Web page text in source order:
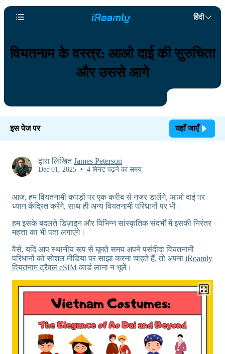
हिंदी
वियतनाम के वस्त्र: आओ दाई की सुरुचिता
और उससे आगे
इस पेज पर यहाँ जाएँ
द्वारा लिखितJames Peterson
Dec 01, 2025 • 4 मिनट पढ़ने का समय
आज, हम वियतनामी कपड़ों पर एक करीब से नजर डालेंगे, आओ दाई पर
ध्यान केंद्रित करेंगे, साथ ही अन्य वियतनामी परिधानों पर भी।
हम इसके बदलते डिज़ाइन और विभिन्न सांस्कृतिक संदर्भों में इसकी निरंतर
महत्ता का भी पता लगाएंगे।
वैसे, यदि आप स्थानीय रूप से घूमते समय अपने पसंदीदा वियतनामी
परिधानों को सोशल मीडिया पर साझा करना चाहते हैं, तो अपना iRoamly
वियतनाम ट्रैवल eSIMकार्ड लाना न भूलें।